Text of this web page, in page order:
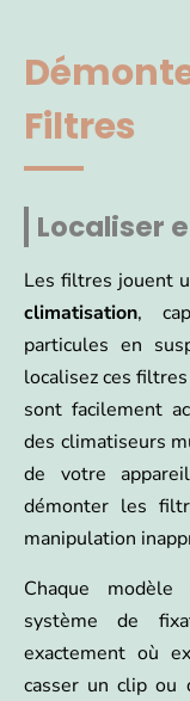
Filtres
Localiser
Les filtres jouent
climatisation,
particules en
localisez ces
sont facilement
des climatiseurs
de votre
démonter les
manipulation
Chaque
système de
exactement où
casser un clip ou